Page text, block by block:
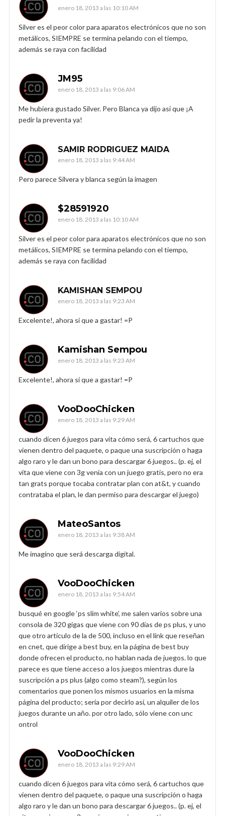
enero 18, 2013 a las 10:10 AM
Silver es el peor color para aparatos electrónicos que no son
metálicos, SIEMPRE se termina pelando con el tiempo,
además se raya con facilidad
JM95
enero 18, 2013 a las 9:06 AM
Me hubiera gustado Silver. Pero Blanca ya dijo asi que ¡A
pedir la preventa ya!
SAMIR RODRIGUEZ MAIDA
enero 18, 2013 a las 9:44 AM
Pero parece Silvera y blanca según la imagen
$28591920
enero 18, 2013 a las 10:10 AM
Silver es el peor color para aparatos electrónicos que no son
metálicos, SIEMPRE se termina pelando con el tiempo,
además se raya con facilidad
KAMISHAN SEMPOU
enero 18, 2013 a las 9:23 AM
Excelente!, ahora si que a gastar! =P
Kamishan Sempou
enero 18, 2013 a las 9:23 AM
Excelente!, ahora si que a gastar! =P
VooDooChicken
enero 18, 2013 a las 9:29 AM
cuando dicen 6 juegos para vita cómo será, 6 cartuchos que
vienen dentro del paquete, o paque una suscripción o haga
algo raro y le dan un bono para descargar 6 juegos.. (p. ej, el
vita que viene con 3g venía con un juego gratis, pero no era
tan grats porque tocaba contratar plan con at&t, y cuando
contrataba el plan, le dan permiso para descargar el juego)
MateoSantos
enero 18, 2013 a las 9:38 AM
Me imagino que será descarga digital.
VooDooChicken
enero 18, 2013 a las 9:54 AM
busqué en google ‘ps slim white’, me salen varios sobre una
consola de 320 gigas que viene con 90 días de ps plus, y uno
que otro artículo de la de 500, incluso en el link que reseñan
en cnet, que dirige a best buy, en la página de best buy
donde ofrecen el producto, no hablan nada de juegos. lo que
parece es que tiene acceso a los juegos mientras dure la
suscripción a ps plus (algo como steam?), según los
comentarios que ponen los mismos usuarios en la misma
página del producto; sería por decirlo así, un alquiler de los
juegos durante un año. por otro lado, sólo viene con unc
ontrol
VooDooChicken
enero 18, 2013 a las 9:29 AM
cuando dicen 6 juegos para vita cómo será, 6 cartuchos que
vienen dentro del paquete, o paque una suscripción o haga
algo raro y le dan un bono para descargar 6 juegos.. (p. ej, el